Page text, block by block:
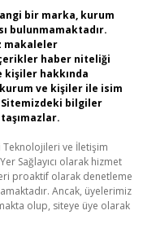
bir marka, kurum
bulunmamaktadır.
makaleler
haber niteliği
kişiler hakkında
ve kişiler ile isim
bilgiler
Teknolojileri ve İletişim
Sağlayıcı olarak hizmet
proaktif olarak denetleme
Ancak, üyelerimiz
olup, siteye üye olarak